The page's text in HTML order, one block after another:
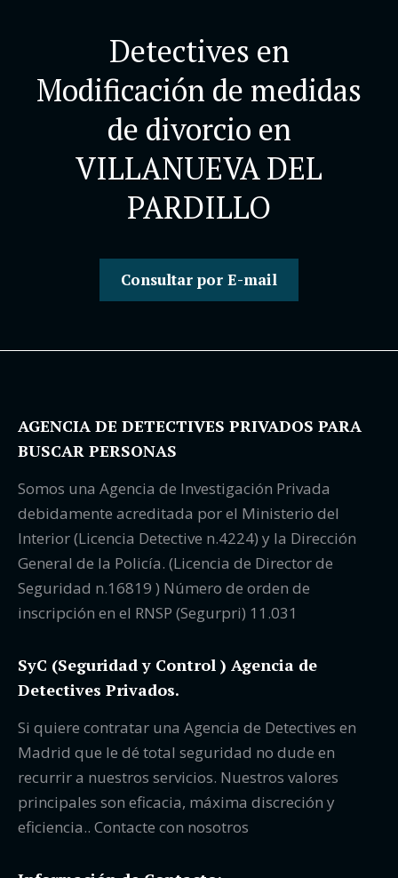
Detectives en
Modificación de medidas
de divorcio en
VILLANUEVA DEL
PARDILLO
Consultar por E-mail
AGENCIA DE DETECTIVES PRIVADOS PARA
BUSCAR PERSONAS
Somos una Agencia de Investigación Privada
debidamente acreditada por el Ministerio del
Interior (Licencia Detective n.4224) y la Dirección
General de la Policía. (Licencia de Director de
Seguridad n.16819 ) Número de orden de
inscripción en el RNSP (Segurpri) 11.031
SyC (Seguridad y Control ) Agencia de
Detectives Privados.
Si quiere contratar una Agencia de Detectives en
Madrid que le dé total seguridad no dude en
recurrir a nuestros servicios. Nuestros valores
principales son eficacia, máxima discreción y
eficiencia.. Contacte con nosotros